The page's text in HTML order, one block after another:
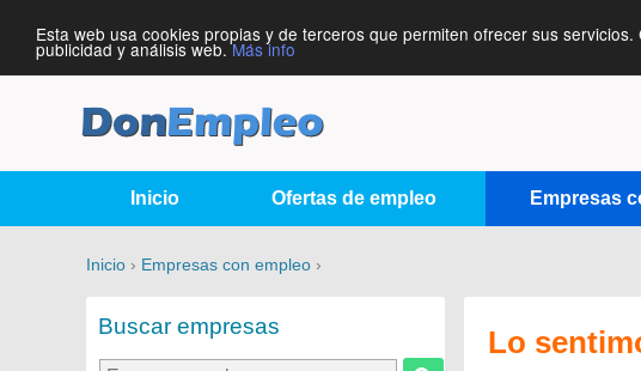
Esta web usa cookies propias y de terceros que permiten ofrecer sus
publicidad y análisis web.Más info
Inicio Ofertas de empleo Empresas
Inicio › Empresas con empleo ›
Buscar empresas Lo